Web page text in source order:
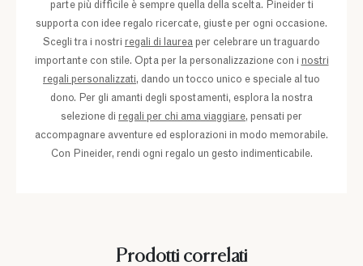
parte più difficile è sempre quella della scelta. Pineider ti
supporta con idee regalo ricercate, giuste per ogni occasione.
Scegli tra i nostri regali di laurea per celebrare un traguardo
importante con stile. Opta per la personalizzazione con i nostri
regali personalizzati, dando un tocco unico e speciale al tuo
dono. Per gli amanti degli spostamenti, esplora la nostra
selezione di regali per chi ama viaggiare, pensati per
accompagnare avventure ed esplorazioni in modo memorabile.
Con Pineider, rendi ogni regalo un gesto indimenticabile.
Prodotti correlati